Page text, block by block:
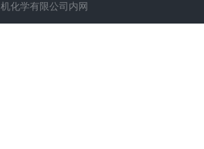
码
机化学有限公司内网